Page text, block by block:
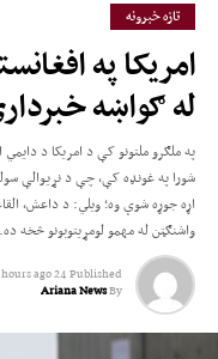
تازه خبرونه
امریکا په
له ګواښه
په ملګرو ملتونو کې د امریکا د
شورا په غونډه کې، چې د نړیوالې
اړه جوړه شوې وه؛ ویلي: د داعش،
واشنګټن له مهمو لومړیتوبونو څخه ده.
Published
24 hours ago
By
Ariana News